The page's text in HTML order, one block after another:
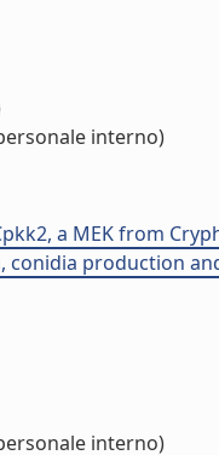
interno)
a MEK from
production
interno)